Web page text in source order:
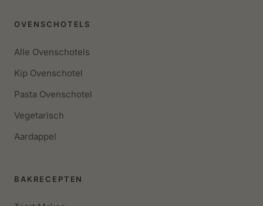
OVENSCHOTELS
Alle Ovenschotels
Kip Ovenschotel
Pasta Ovenschotel
Vegetarisch
Aardappel
BAKRECEPTEN